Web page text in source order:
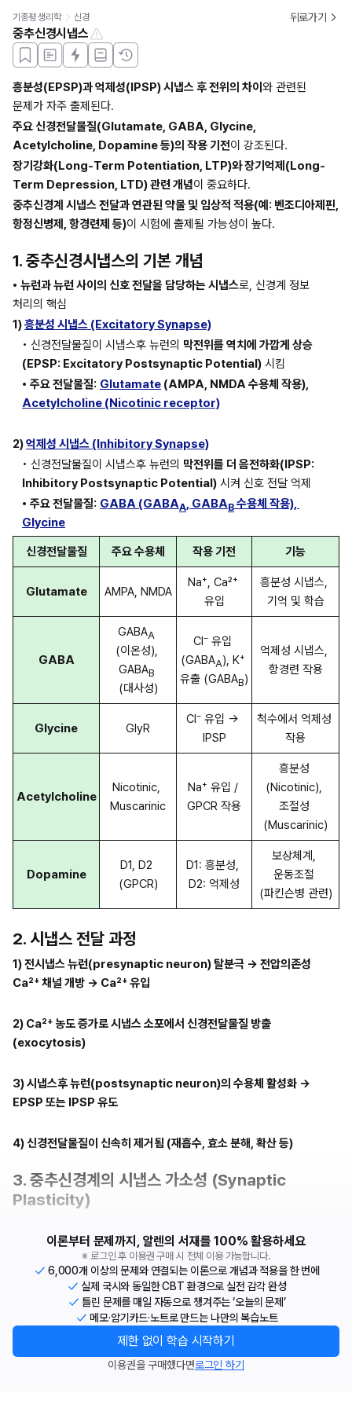
기종평 생리학 신경 뒤로가기
중추신경시냅스
흥분성(EPSP)과 억제성(IPSP) 시냅스 후 전위의 차이 와 관련된
문제가 자주 출제된다.
주요 신경전달물질(Glutamate, GABA, Glycine,
Acetylcholine, Dopamine 등)의 작용 기전이 강조된다.
장기강화(Long-Term Potentiation, LTP)와 장기억제(Long-
Term Depression, LTD) 관련 개념이 중요하다.
중추신경계 시냅스 전달과 연관된 약물 및 임상적 적용(예: 벤조디아제핀,
항정신병제, 항경련제 등)이 시험에 출제될 가능성이 높다.
1. 중추신경시냅스의 기본 개념
• 뉴런과 뉴런 사이의 신호 전달을 담당하는 시냅스로, 신경계 정보
처리의 핵심
1) 흥분성 시냅스 (Excitatory Synapse)
• 신경전달물질이 시냅스후 뉴런의 막전위를 역치에 가깝게 상승
(EPSP: Excitatory Postsynaptic Potential) 시킴
• 주요 전달물질: Glutamate
Acetylcholine (Nicotinic receptor)
2) 억제성 시냅스 (Inhibitory Synapse)
• 신경전달물질이 시냅스후 뉴런의 막전위를 더 음전하화(IPSP:
Inhibitory Postsynaptic Potential) 시켜 신호 전달 억제
• 주요 전달물질: GABA (GABAA, GABAB 수용체 작용),
Glycine
신경전달물질 주요 수용체 작용 기전 기능
Glutamate AMPA, NMDA
Na⁺, Ca²⁺
유입
흥분성 시냅스,
기억 및 학습
GABA
GABAA
(이온성),
GABAB
(대사성)
Cl⁻ 유입
(GABAA), K⁺
유출 (GABAB)
억제성 시냅스,
항경련 작용
Glycine GlyR
Cl⁻ 유입 →
IPSP
척수에서 억제성
작용
Acetylcholine
Nicotinic,
Muscarinic
Na⁺ 유입 /
GPCR 작용
흥분성
(Nicotinic),
조절성
(Muscarinic)
Dopamine
D1, D2
(GPCR)
D1: 흥분성,
D2: 억제성
보상체계,
운동조절
(파킨슨병 관련)
2. 시냅스 전달 과정
1) 전시냅스 뉴런(presynaptic neuron) 탈분극 → 전압의존성
Ca²⁺ 채널 개방 → Ca²⁺ 유입
2) Ca²⁺ 농도 증가로 시냅스 소포에서 신경전달물질 방출
(exocytosis)
3) 시냅스후 뉴런(postsynaptic neuron)의 수용체 활성화 →
EPSP 또는 IPSP 유도
4) 신경전달물질이 신속히 제거됨 (재흡수, 효소 분해, 확산 등)
3. 중추신경계의 시냅스 가소성 (Synaptic
Plasticity)
이론부터 문제까지, 알렌의 서재를 100% 활용하세요
※ 로그인 후 이용권 구매 시 전체 이용 가능합니다.
6,000개 이상의 문제와 연결되는 이론으로 개념과 적용을 한 번에
실제 국시와 동일한 CBT 환경으로 실전 감각 완성
틀린 문제를 매일 자동으로 챙겨주는 ‘오늘의 문제’
메모·암기카드·노트로 만드는 나만의 복습노트
제한 없이 학습 시작하기
이용권을 구매했다면로그인 하기